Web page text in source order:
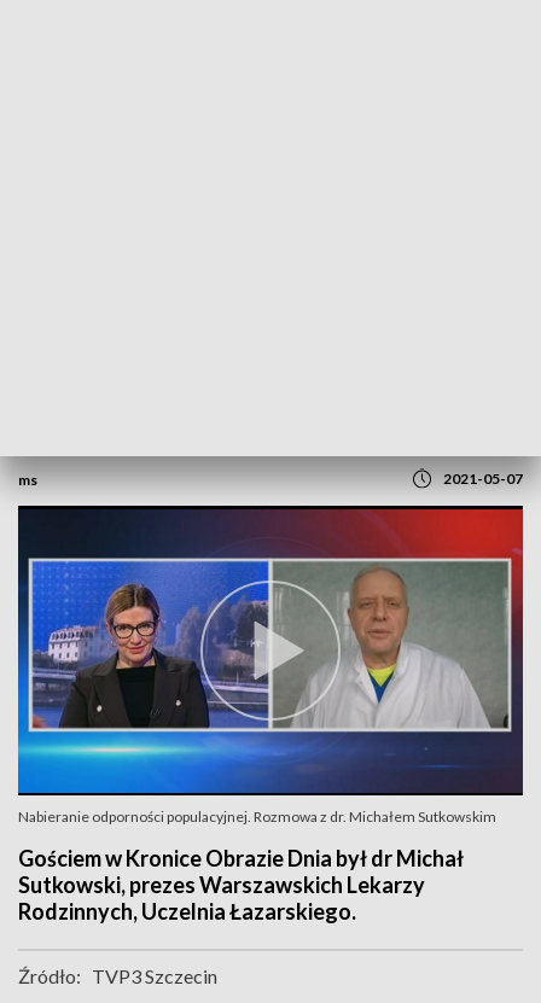
ms 2021-05-07
Nabieranie odporności populacyjnej. Rozmowa z dr. Michałem Sutkowskim
Gościem w Kronice Obrazie Dnia był dr Michał
Sutkowski, prezes Warszawskich Lekarzy
Rodzinnych, Uczelnia Łazarskiego.
Źródło: TVP3 Szczecin